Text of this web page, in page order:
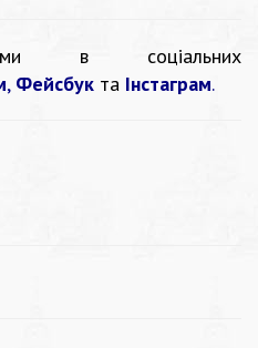
в соціальних
, Фейсбук та Інстаграм.